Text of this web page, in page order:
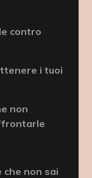
contro
i tuoi
non
che non sai